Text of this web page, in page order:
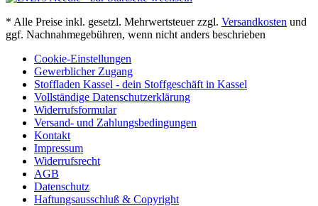
* Alle Preise inkl. gesetzl. Mehrwertsteuer zzgl. Versandkosten und
ggf. Nachnahmegebühren, wenn nicht anders beschrieben
Cookie-Einstellungen
Gewerblicher Zugang
Stoffladen Kassel - dein Stoffgeschäft in Kassel
Vollständige Datenschutzerklärung
Widerrufsformular
Versand- und Zahlungsbedingungen
Kontakt
Impressum
Widerrufsrecht
AGB
Datenschutz
Haftungsausschluß & Copyright